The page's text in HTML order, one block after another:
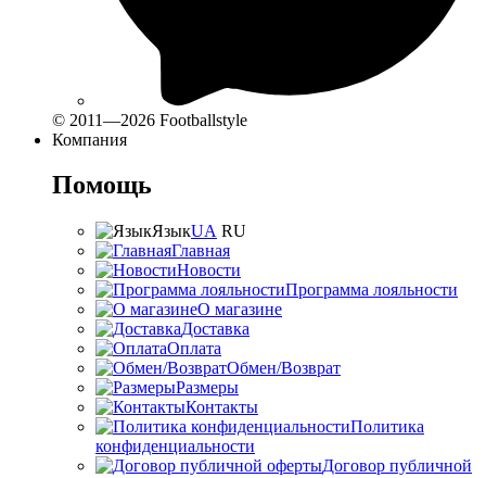
© 2011—2026 Footballstyle
Компания
Помощь
ЯзыкUA RU
Главная
Новости
Программа лояльности
О магазине
Доставка
Оплата
Обмен/Возврат
Размеры
Контакты
Политика
конфиденциальности
Договор публичной